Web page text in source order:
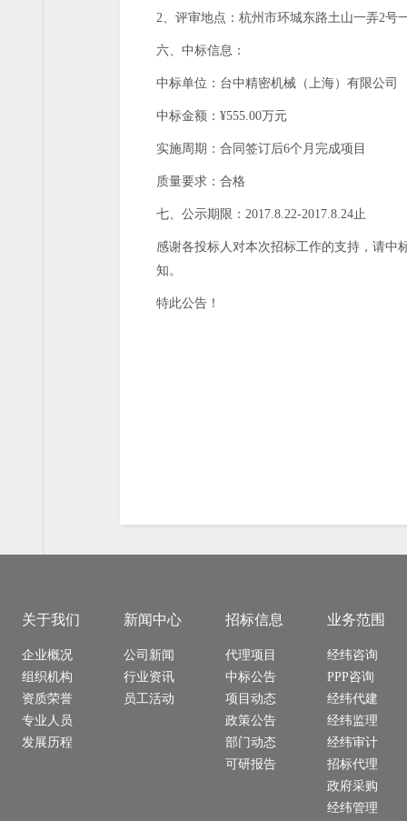
2、评审地点：杭州市环城东路土山一弄2号
六、中标信息：
中标单位：台中精密机械（上海）有限公司
中标金额：¥555.00万元
实施周期：合同签订后6个月完成项目
质量要求：合格
七、公示期限：2017.8.22-2017.8.24止
感谢各投标人对本次招标工作的支持，请中
知。
特此公告！
关于我们
企业概况
组织机构
资质荣誉
专业人员
发展历程
新闻中心
公司新闻
行业资讯
员工活动
招标信息
代理项目
中标公告
项目动态
政策公告
部门动态
可研报告
业务范围
经纬咨询
PPP咨询
经纬代建
经纬监理
经纬审计
招标代理
政府采购
经纬管理